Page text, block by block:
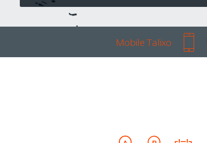
Mobile Talixo